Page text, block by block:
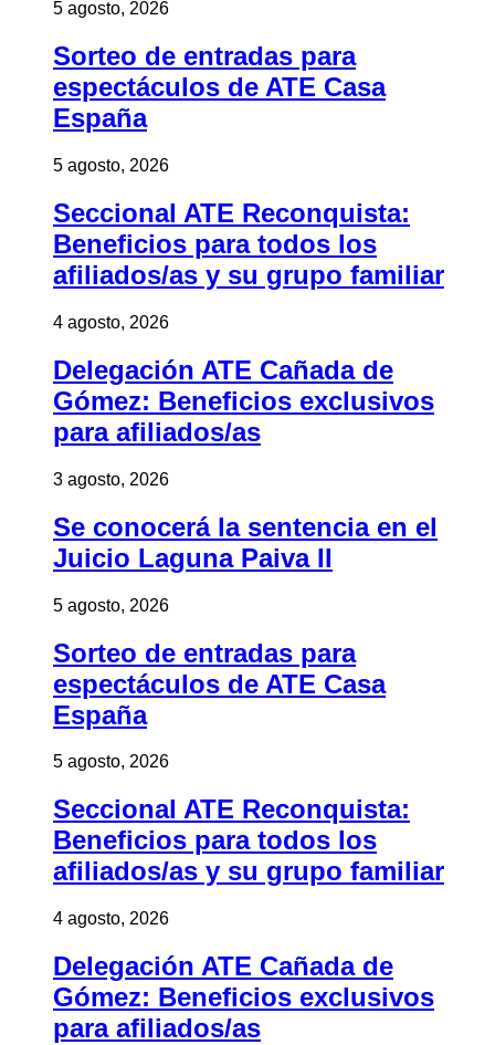
5 agosto, 2026
Sorteo de entradas para
espectáculos de ATE Casa
España
5 agosto, 2026
Seccional ATE Reconquista:
Beneficios para todos los
afiliados/as y su grupo familiar
4 agosto, 2026
Delegación ATE Cañada de
Gómez: Beneficios exclusivos
para afiliados/as
3 agosto, 2026
Se conocerá la sentencia en el
Juicio Laguna Paiva II
5 agosto, 2026
Sorteo de entradas para
espectáculos de ATE Casa
España
5 agosto, 2026
Seccional ATE Reconquista:
Beneficios para todos los
afiliados/as y su grupo familiar
4 agosto, 2026
Delegación ATE Cañada de
Gómez: Beneficios exclusivos
para afiliados/as